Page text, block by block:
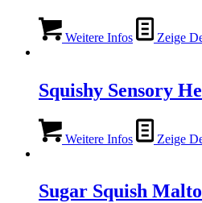
Weitere Infos Zeige
Squishy Sensory
Weitere Infos Zeige
Sugar Squish